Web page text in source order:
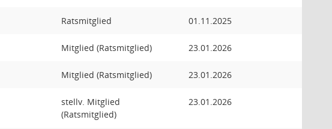
Ratsmitglied 01.11.2025
Mitglied (Ratsmitglied) 23.01.2026
Mitglied (Ratsmitglied) 23.01.2026
stellv. Mitglied
(Ratsmitglied)
23.01.2026